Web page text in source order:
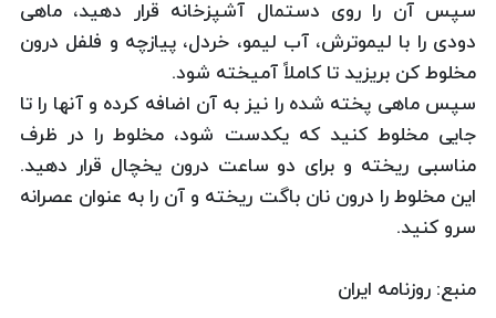
سپس آن را روی دستمال آشپزخانه قرار دهید، ماهی
دودی را با لیموترش، آب لیمو، خردل، پیازچه و فلفل درون
مخلوط کن بریزید تا کاملاً آمیخته شود.
سپس ماهی پخته شده را نیز به آن اضافه کرده و آنها را تا
جایی مخلوط کنید که یکدست شود، مخلوط را در ظرف
مناسبی ریخته و برای دو ساعت درون یخچال قرار دهید.
این مخلوط را درون نان باگت ریخته و آن را به عنوان عصرانه
سرو کنید.
منبع: روزنامه ایران